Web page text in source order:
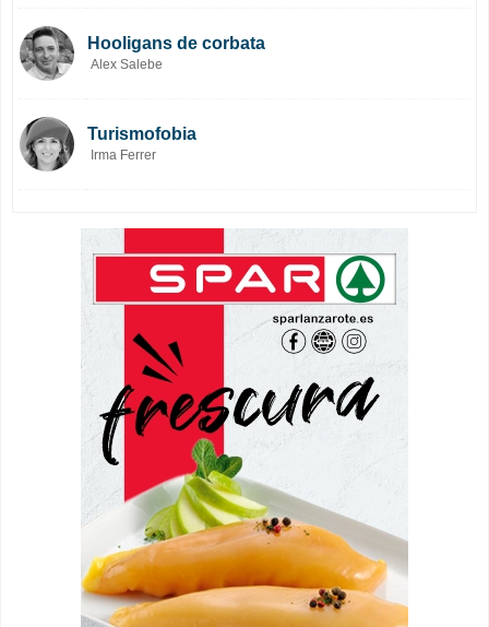
Hooligans de corbata
Alex Salebe
Turismofobia
Irma Ferrer